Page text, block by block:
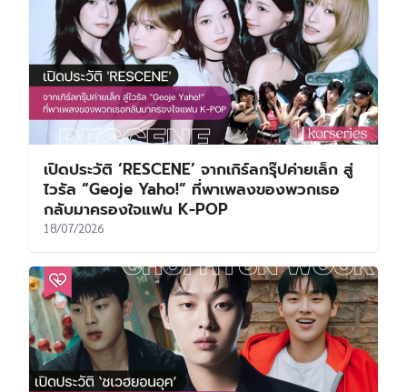
เปิดประวัติ ‘RESCENE’ จากเกิร์ลกรุ๊ปค่ายเล็ก สู่
ไวรัล “Geoje Yaho!” ที่พาเพลงของพวกเธอ
กลับมาครองใจแฟน K-POP
18/07/2026